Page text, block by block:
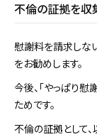
不倫の証拠を収
慰謝料を請求しな
をお勧めします。
今後、「やっぱり
ためです。
不倫の証拠として